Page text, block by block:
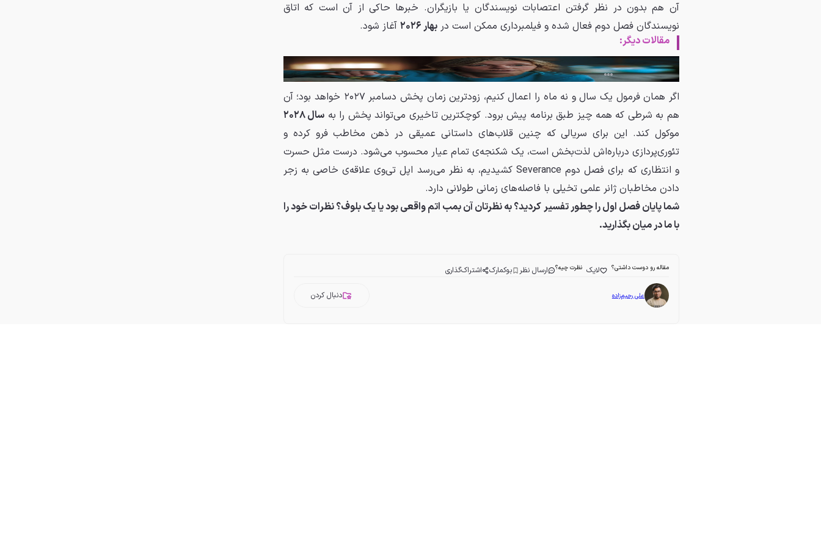
آن هم بدون در نظر گرفتن اعتصابات نویسندگان یا بازیگران. خبرها حاکی از آن است که اتاق
نویسندگان فصل دوم فعال شده و فیلمبرداری ممکن است دربهار ۲۰۲۶
آغاز شود.
مقالات دیگر:
۱۰ فیلم الهام‌بخش سریال Pluribus | رمزگشایی از ذهن خالق بریکینگ بد
16 آذر 04 مطالعه '9
اگر همان فرمول یک سال و نه ماه را اعمال کنیم، زودترین زمان پخش دسامبر ۲۰۲۷ خواهد بود؛ آن
هم به شرطی که همه چیز طبق برنامه پیش برود. کوچکترین تاخیری می‌تواند پخش را به سال ۲۰۲۸
موکول کند. این برای سریالی که چنین قلاب‌های داستانی عمیقی در ذهن مخاطب فرو کرده و
تئوری‌پردازی درباره‌اش لذت‌بخش است، یک شکنجه‌ی تمام عیار محسوب می‌شود. درست مثل حسرت
و انتظاری که برای فصل دوم Severance کشیدیم، به نظر می‌رسد اپل تی‌وی علاقه‌ی خاصی به زجر
دادن مخاطبان ژانر علمی تخیلی با فاصله‌های زمانی طولانی دارد.
شما پایان فصل اول را چطور تفسیر کردید؟ به نظرتان آن بمب اتم واقعی بود یا یک بلوف؟ نظرات خود را
با ما در میان بگذارید.
مقاله رو دوست داشتی؟ لایک نظرت چیه؟ ارسال نظر بوکمارک اشتراک‌گذاری
علی رحیم‌زاده دنبال کردن